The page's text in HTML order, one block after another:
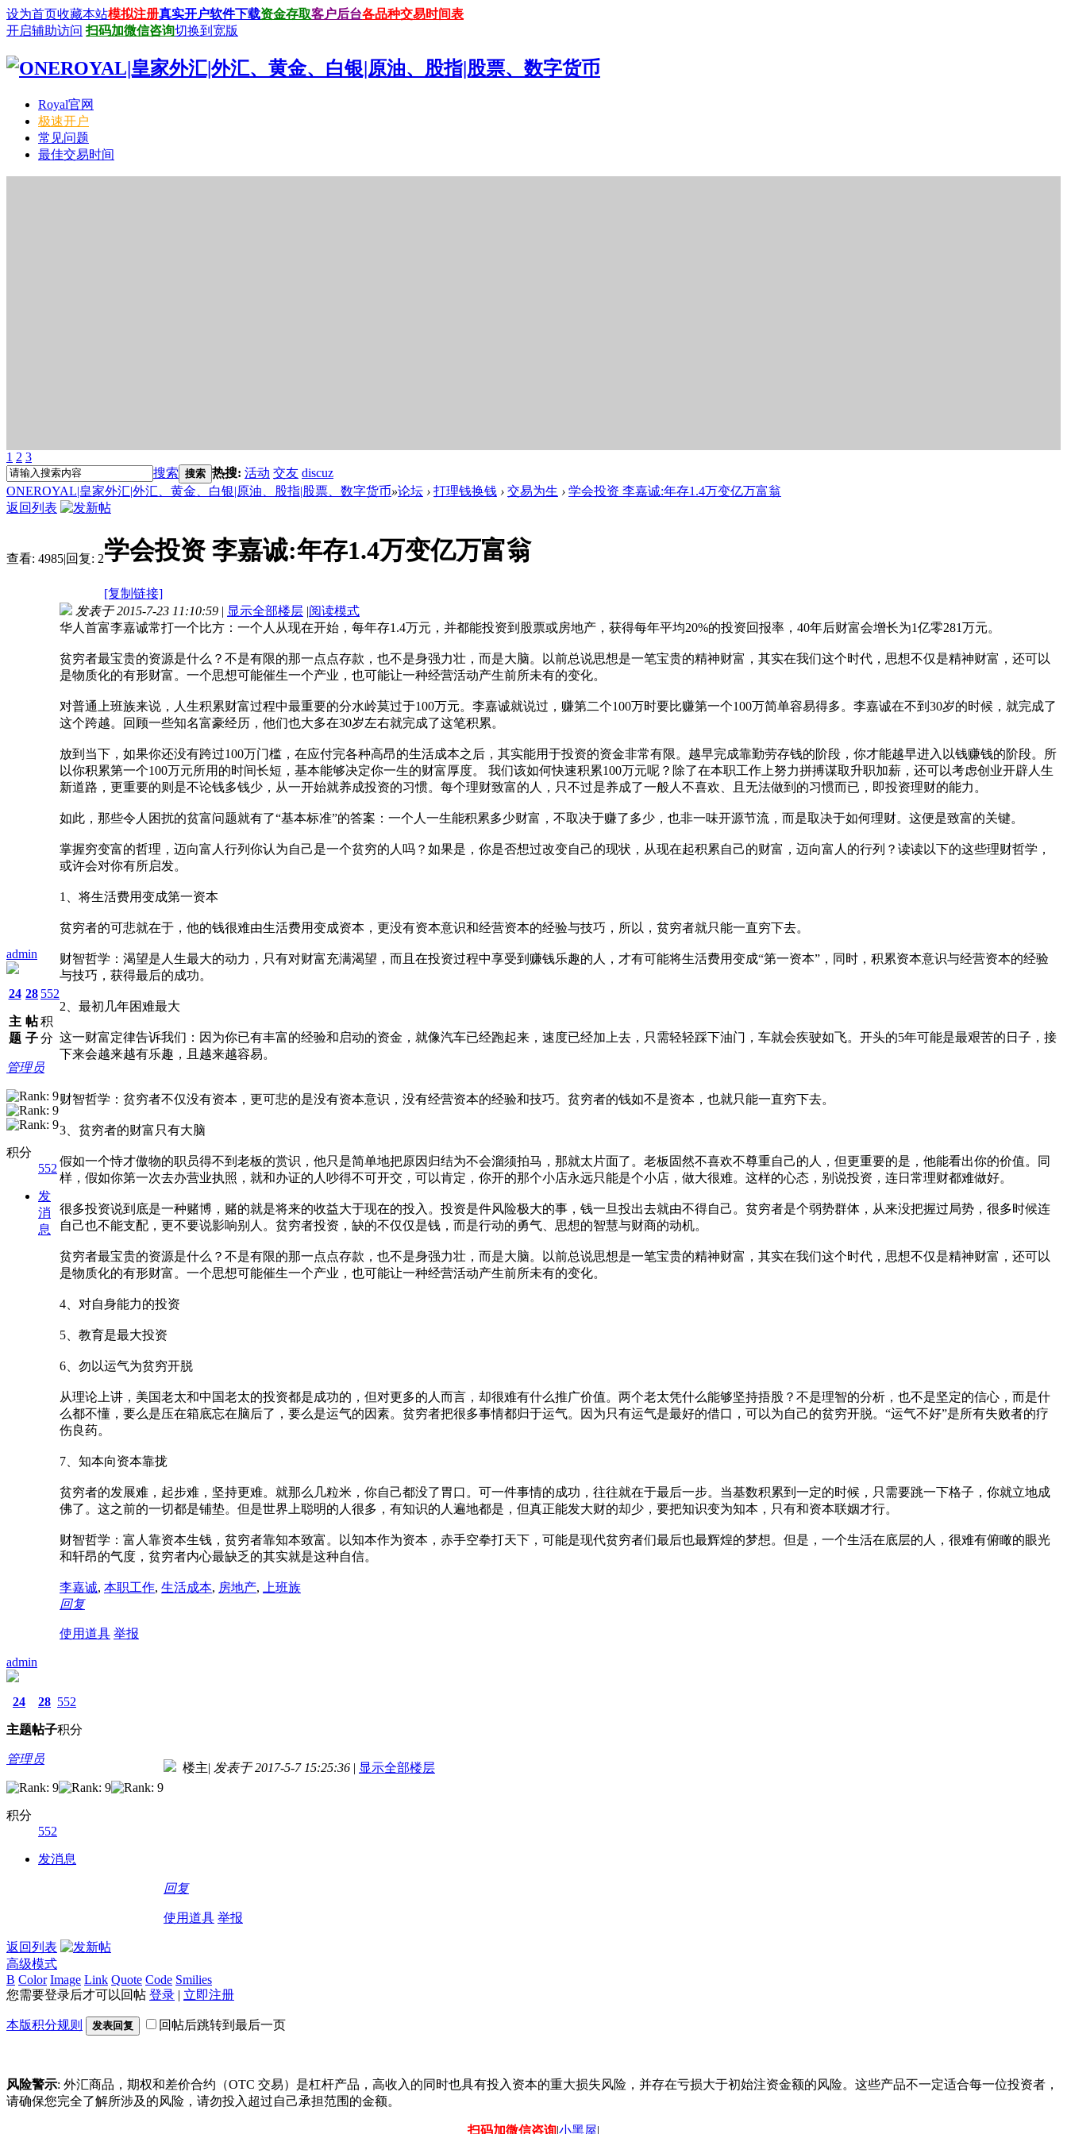
设为首页收藏本站模拟注册真实开户软件下载资金存取客户后台各品种交易时间表
开启辅助访问 扫码加微信咨询切换到宽版
Royal官网
极速开户
常见问题
最佳交易时间
1 2 3
搜索 搜索 热搜: 活动 交友 discuz
ONEROYAL|皇家外汇|外汇、黄金、白银|原油、股指|股票、数字货币»论坛 › 打理钱换钱 › 交易为生 › 学会投资 李嘉诚:年存1.4万变亿万富翁
返回列表
查看: 4985|回复: 2学会投资 李嘉诚:年存1.4万变亿万富翁
[复制链接]
admin
24
主
题
28
帖
子
552
积
分
管理员
积分
552
发
消
息
发表于 2015-7-23 11:10:59 | 显示全部楼层 |阅读模式
华人首富李嘉诚常打一个比方：一个人从现在开始，每年存1.4万元，并都能投资到股票或房地产，获得每年平均20%的投资回报率，40年后财富会增长为1亿零281万元。
贫穷者最宝贵的资源是什么？不是有限的那一点点存款，也不是身强力壮，而是大脑。以前总说思想是一笔宝贵的精神财富，其实在我们这个时代，思想不仅是精神财富，还可以
是物质化的有形财富。一个思想可能催生一个产业，也可能让一种经营活动产生前所未有的变化。
对普通上班族来说，人生积累财富过程中最重要的分水岭莫过于100万元。李嘉诚就说过，赚第二个100万时要比赚第一个100万简单容易得多。李嘉诚在不到30岁的时候，就完成了
这个跨越。回顾一些知名富豪经历，他们也大多在30岁左右就完成了这笔积累。
放到当下，如果你还没有跨过100万门槛，在应付完各种高昂的生活成本之后，其实能用于投资的资金非常有限。越早完成靠勤劳存钱的阶段，你才能越早进入以钱赚钱的阶段。所
以你积累第一个100万元所用的时间长短，基本能够决定你一生的财富厚度。 我们该如何快速积累100万元呢？除了在本职工作上努力拼搏谋取升职加薪，还可以考虑创业开辟人生
新道路，更重要的则是不论钱多钱少，从一开始就养成投资的习惯。每个理财致富的人，只不过是养成了一般人不喜欢、且无法做到的习惯而已，即投资理财的能力。
如此，那些令人困扰的贫富问题就有了“基本标准”的答案：一个人一生能积累多少财富，不取决于赚了多少，也非一味开源节流，而是取决于如何理财。这便是致富的关键。
掌握穷变富的哲理，迈向富人行列你认为自己是一个贫穷的人吗？如果是，你是否想过改变自己的现状，从现在起积累自己的财富，迈向富人的行列？读读以下的这些理财哲学，
或许会对你有所启发。
1、将生活费用变成第一资本
贫穷者的可悲就在于，他的钱很难由生活费用变成资本，更没有资本意识和经营资本的经验与技巧，所以，贫穷者就只能一直穷下去。
财智哲学：渴望是人生最大的动力，只有对财富充满渴望，而且在投资过程中享受到赚钱乐趣的人，才有可能将生活费用变成“第一资本”，同时，积累资本意识与经营资本的经验
与技巧，获得最后的成功。
2、最初几年困难最大
这一财富定律告诉我们：因为你已有丰富的经验和启动的资金，就像汽车已经跑起来，速度已经加上去，只需轻轻踩下油门，车就会疾驶如飞。开头的5年可能是最艰苦的日子，接
下来会越来越有乐趣，且越来越容易。
财智哲学：贫穷者不仅没有资本，更可悲的是没有资本意识，没有经营资本的经验和技巧。贫穷者的钱如不是资本，也就只能一直穷下去。
3、贫穷者的财富只有大脑
假如一个恃才傲物的职员得不到老板的赏识，他只是简单地把原因归结为不会溜须拍马，那就太片面了。老板固然不喜欢不尊重自己的人，但更重要的是，他能看出你的价值。同
样，假如你第一次去办营业执照，就和办证的人吵得不可开交，可以肯定，你开的那个小店永远只能是个小店，做大很难。这样的心态，别说投资，连日常理财都难做好。
很多投资说到底是一种赌博，赌的就是将来的收益大于现在的投入。投资是件风险极大的事，钱一旦投出去就由不得自己。贫穷者是个弱势群体，从来没把握过局势，很多时候连
自己也不能支配，更不要说影响别人。贫穷者投资，缺的不仅仅是钱，而是行动的勇气、思想的智慧与财商的动机。
贫穷者最宝贵的资源是什么？不是有限的那一点点存款，也不是身强力壮，而是大脑。以前总说思想是一笔宝贵的精神财富，其实在我们这个时代，思想不仅是精神财富，还可以
是物质化的有形财富。一个思想可能催生一个产业，也可能让一种经营活动产生前所未有的变化。
4、对自身能力的投资
5、教育是最大投资
6、勿以运气为贫穷开脱
从理论上讲，美国老太和中国老太的投资都是成功的，但对更多的人而言，却很难有什么推广价值。两个老太凭什么能够坚持捂股？不是理智的分析，也不是坚定的信心，而是什
么都不懂，要么是压在箱底忘在脑后了，要么是运气的因素。贫穷者把很多事情都归于运气。因为只有运气是最好的借口，可以为自己的贫穷开脱。“运气不好”是所有失败者的疗
伤良药。
7、知本向资本靠拢
贫穷者的发展难，起步难，坚持更难。就那么几粒米，你自己都没了胃口。可一件事情的成功，往往就在于最后一步。当基数积累到一定的时候，只需要跳一下格子，你就立地成
佛了。这之前的一切都是铺垫。但是世界上聪明的人很多，有知识的人遍地都是，但真正能发大财的却少，要把知识变为知本，只有和资本联姻才行。
财智哲学：富人靠资本生钱，贫穷者靠知本致富。以知本作为资本，赤手空拳打天下，可能是现代贫穷者们最后也最辉煌的梦想。但是，一个生活在底层的人，很难有俯瞰的眼光
和轩昂的气度，贫穷者内心最缺乏的其实就是这种自信。
李嘉诚, 本职工作, 生活成本, 房地产,
上班族
回复
使用道具 举报
admin
24
主题
28
帖子
552
积分
管理员
积分
552
发消息
楼主| 发表于 2017-5-7 15:25:36 | 显示全部楼层
回复
使用道具 举报
返回列表
高级模式
B Color Image Link Quote Code Smilies
您需要登录后才可以回帖 登录 | 立即注册
本版积分规则 发表回复 回帖后跳转到最后一页
风险警示: 外汇商品，期权和差价合约（OTC 交易）是杠杆产品，高收入的同时也具有投入资本的重大损失风险，并存在亏损大于初始注资金额的风险。这些产品不一定适合每一位投资者，
请确保您完全了解所涉及的风险，请勿投入超过自己承担范围的金额。
扫码加微信咨询|小黑屋|